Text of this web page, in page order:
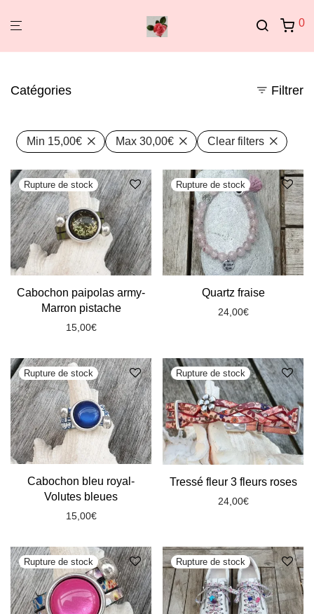
0
Catégories Filtrer
Min 15,00€ Max 30,00€ Clear filters
Cabochon paipolas army-
Marron pistache
15,00€
Quartz fraise
24,00€
Cabochon bleu royal-
Volutes bleues
15,00€
Tressé fleur 3 fleurs roses
24,00€